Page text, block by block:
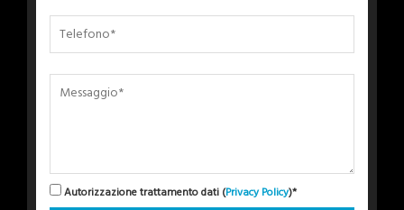
Autorizzazione trattamento dati (Privacy Policy)*